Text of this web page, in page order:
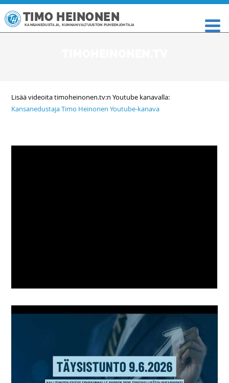
TIMO HEINONEN
KANSANEDUSTAJA, KUNNANVALTUUSTON PUHEENJOHTAJA
Lisää videoita timoheinonen.tv:n Youtube kanavalla:
Kansanedustaja Timo Heinonen Youtube-kanava